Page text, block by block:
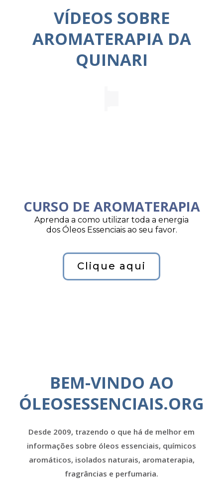
VÍDEOS SOBRE
AROMATERAPIA DA
QUINARI
CURSO DE AROMATERAPIA
Aprenda a como utilizar toda a energia
dos Óleos Essenciais ao seu favor.
Clique aqui
BEM-VINDO AO
ÓLEOSESSENCIAIS.ORG
Desde 2009, trazendo o que há de melhor em
informações sobre óleos essenciais, químicos
aromáticos, isolados naturais, aromaterapia,
fragrâncias e perfumaria.